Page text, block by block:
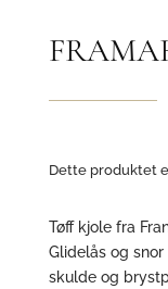
Dette produktet
Tøff kjole fra
Glidelås og
skulde og